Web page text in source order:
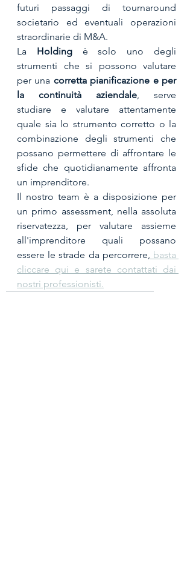
futuri passaggi di tournaround
societario ed eventuali operazioni
straordinarie di M&A.
La Holding è solo uno degli
strumenti che si possono valutare
per una corretta pianificazione e per
la continuità aziendale, serve
studiare e valutare attentamente
quale sia lo strumento corretto o la
combinazione degli strumenti che
possano permettere di affrontare le
sfide che quotidianamente affronta
un imprenditore.
Il nostro team è a disposizione per
un primo assessment, nella assoluta
riservatezza, per valutare assieme
all'imprenditore quali possano
essere le strade da percorrere, basta
cliccare qui e sarete contattati dai
nostri professionisti.